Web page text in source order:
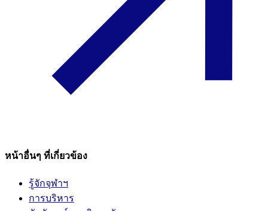
หน้าอื่นๆ ที่เกี่ยวข้อง
รู้จักจุฬาฯ
การบริหาร